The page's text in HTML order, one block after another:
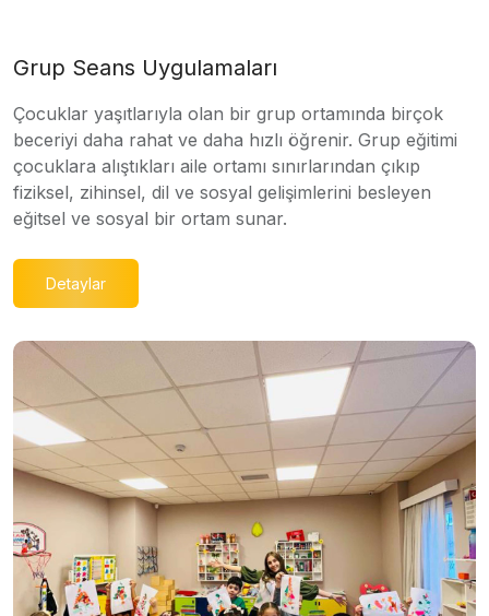
Grup Seans Uygulamaları
Çocuklar yaşıtlarıyla olan bir grup ortamında birçok
beceriyi daha rahat ve daha hızlı öğrenir. Grup eğitimi
çocuklara alıştıkları aile ortamı sınırlarından çıkıp
fiziksel, zihinsel, dil ve sosyal gelişimlerini besleyen
eğitsel ve sosyal bir ortam sunar.
Detaylar